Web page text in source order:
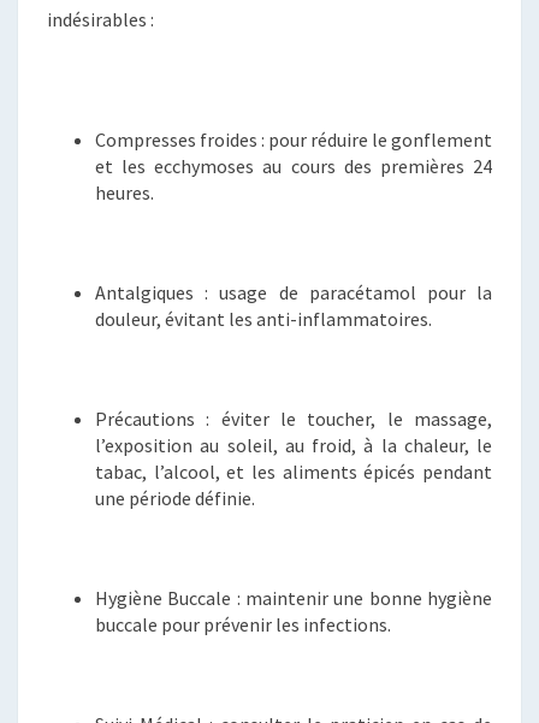
indésirables :
Compresses froides : pour réduire le gonflement
et les ecchymoses au cours des premières 24
heures.
Antalgiques : usage de paracétamol pour la
douleur, évitant les anti-inflammatoires.
Précautions : éviter le toucher, le massage,
l’exposition au soleil, au froid, à la chaleur, le
tabac, l’alcool, et les aliments épicés pendant
une période définie.
Hygiène Buccale : maintenir une bonne hygiène
buccale pour prévenir les infections.